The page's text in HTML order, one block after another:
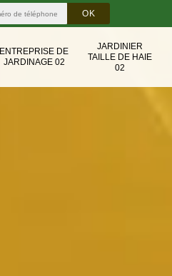
ENTREPRISE DE
JARDINAGE 02
JARDINIER
TAILLE DE HAIE
02